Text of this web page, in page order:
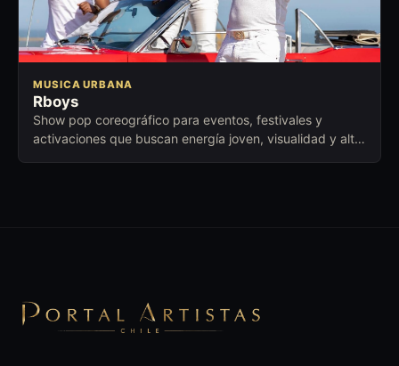
MUSICA URBANA
Rboys
Show pop coreográfico para eventos, festivales y
activaciones que buscan energía joven, visualidad y alto